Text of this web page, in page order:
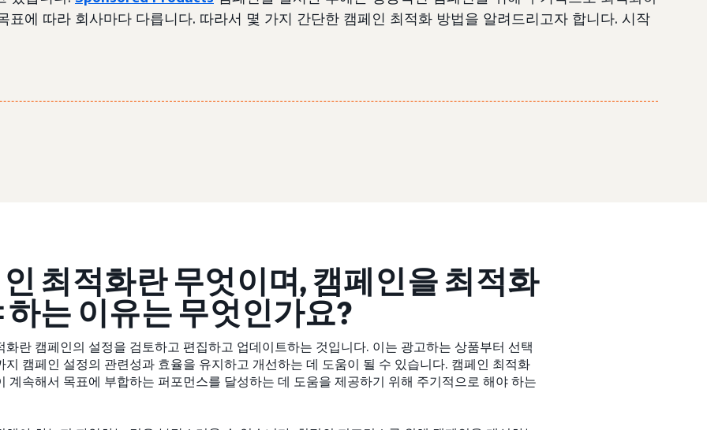
에 따라 회사마다 다릅니다. 따라서 몇 가지 간단한 캠페인 최적화 방법을 알려드리고자 합니다. 시작
최적화란 무엇이며, 캠페인을 최적화
하는 이유는 무엇인가요?
화란 캠페인의 설정을 검토하고 편집하고 업데이트하는 것입니다. 이는 광고하는 상품부터 선택
지 캠페인 설정의 관련성과 효율을 유지하고 개선하는 데 도움이 될 수 있습니다. 캠페인 최적화
계속해서 목표에 부합하는 퍼포먼스를 달성하는 데 도움을 제공하기 위해 주기적으로 해야 하는